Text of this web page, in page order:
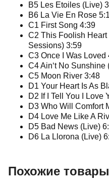
B5 Les Etoiles (Live)
B6 La Vie En Rose
C1 First Song 4:39
C2 This Foolish
Sessions) 3:59
C3 Once I Was Loved
C4 Ain‘t No Sunshine
C5 Moon River 3:48
D1 Your Heart Is As
D2 If I Tell You I Love
D3 Who Will Comfort
D4 Love Me Like A
D5 Bad News (Live)
D6 La Llorona (Live)
Похожие товары